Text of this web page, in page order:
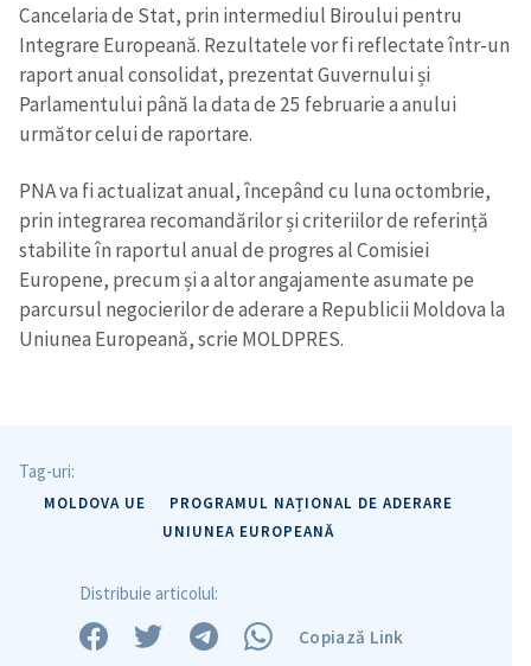
Cancelaria de Stat, prin intermediul Biroului pentru
Integrare Europeană. Rezultatele vor fi reflectate într-un
raport anual consolidat, prezentat Guvernului și
Parlamentului până la data de 25 februarie a anului
următor celui de raportare.
PNA va fi actualizat anual, începând cu luna octombrie,
prin integrarea recomandărilor și criteriilor de referință
stabilite în raportul anual de progres al Comisiei
Europene, precum și a altor angajamente asumate pe
parcursul negocierilor de aderare a Republicii Moldova la
Uniunea Europeană, scrie MOLDPRES.
Tag-uri:
MOLDOVA UE
PROGRAMUL NAȚIONAL DE ADERARE
UNIUNEA EUROPEANĂ
Distribuie articolul:
Copiază Link